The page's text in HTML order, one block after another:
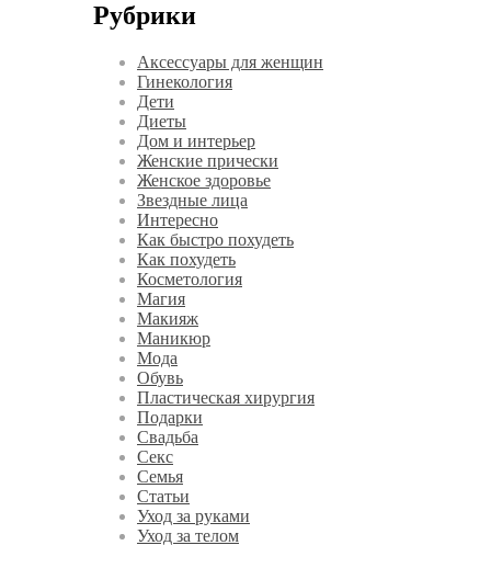
Рубрики
Аксессуары для женщин
Гинекология
Дети
Диеты
Дом и интерьер
Женские прически
Женское здоровье
Звездные лица
Интересно
Как быстро похудеть
Как похудеть
Косметология
Магия
Макияж
Маникюр
Мода
Обувь
Пластическая хирургия
Подарки
Свадьба
Секс
Семья
Статьи
Уход за руками
Уход за телом